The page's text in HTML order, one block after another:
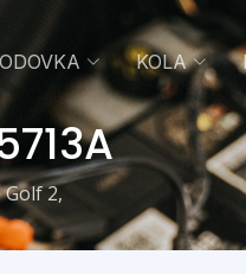
KOLA
2,